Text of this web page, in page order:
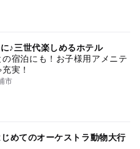
♪三世代楽しめるホテル
の宿泊にも！お子様用アメニテ
実！
市
めてのオーケストラ動物大行